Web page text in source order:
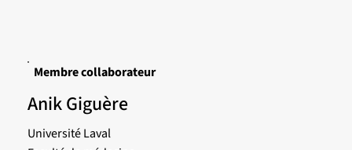
Membre collaborateur
Anik Giguère
Université Laval